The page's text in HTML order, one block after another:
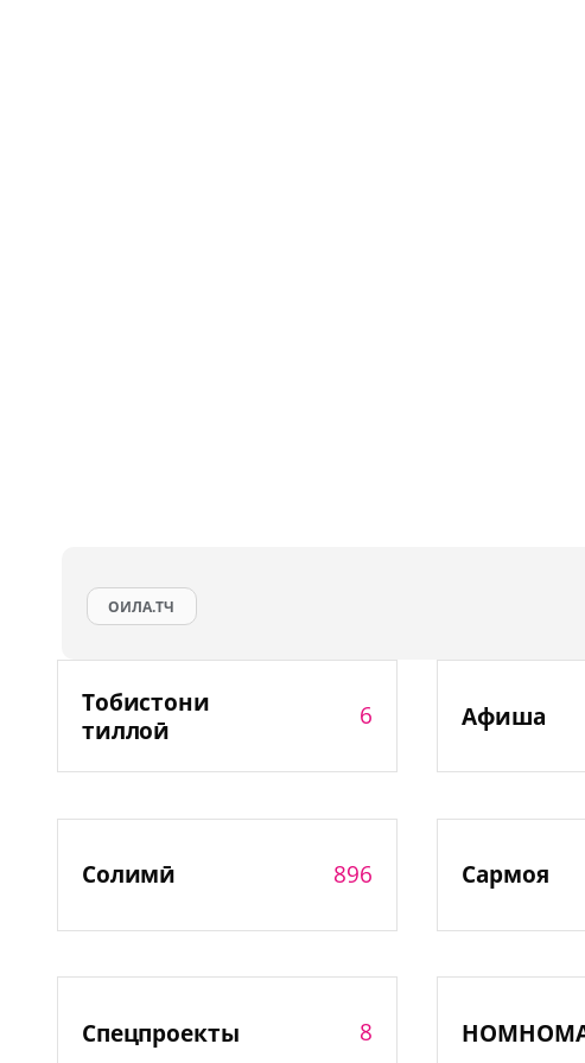
ОИЛА.ТЧ
Тобистони
тиллоӣ
6 Афиша
Солимӣ 896 Сармоя
Спецпроекты 8